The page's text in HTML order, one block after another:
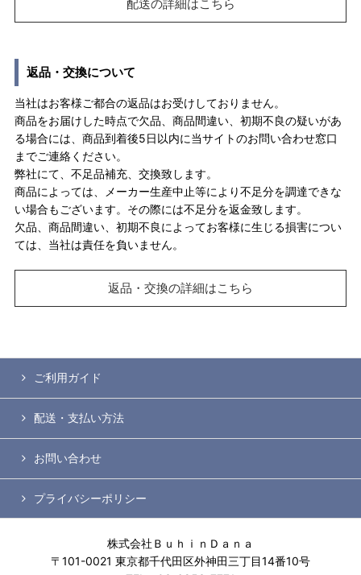
配送の詳細はこちら
返品・交換について
当社はお客様ご都合の返品はお受けしておりません。
商品をお届けした時点で欠品、商品間違い、初期不良の疑いがあ
る場合には、商品到着後5日以内に当サイトのお問い合わせ窓口
までご連絡ください。
弊社にて、不足品補充、交換致します。
商品によっては、メーカー生産中止等により不足分を調達できな
い場合もございます。その際には不足分を返金致します。
欠品、商品間違い、初期不良によってお客様に生じる損害につい
ては、当社は責任を負いません。
返品・交換の詳細はこちら
ご利用ガイド
配送・支払い方法
お問い合わせ
プライバシーポリシー
株式会社ＢｕｈｉｎＤａｎａ
〒101-0021 東京都千代田区外神田三丁目14番10号